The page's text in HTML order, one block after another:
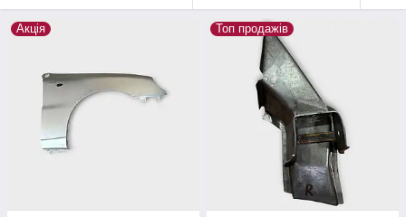
Акція Топ продажів